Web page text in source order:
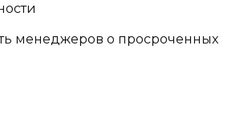
менеджеров о просроченных